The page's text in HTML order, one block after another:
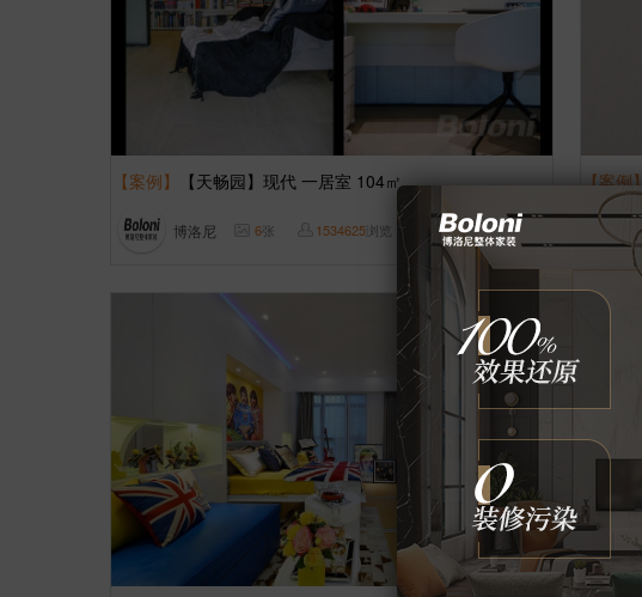
【案例】 【天畅园】现代 一居室 104㎡
博洛尼 6张 1534625浏览 这样装修多少钱?
【案例】